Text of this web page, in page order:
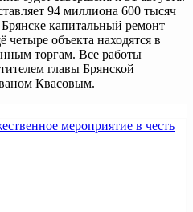
94 миллиона 600 тысяч
капитальный ремонт
объекта находятся в
торгам. Все работы
главы Брянской
Квасовым.